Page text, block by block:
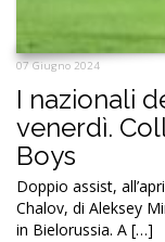
07 Giugno 2024
I nazionali
venerdì.
Boys
Doppio assist,
Chalov, di Aleksey
in Bielorussia. A […]